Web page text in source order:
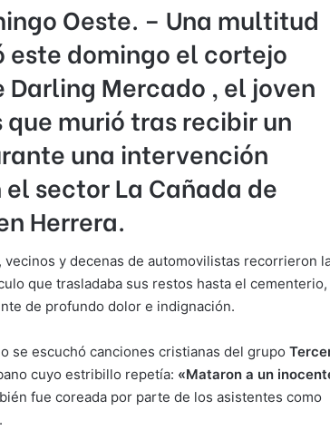
Oeste. – Una multitud
este domingo el cortejo
Darling Mercado , el joven
que murió tras recibir un
una intervención
sector La Cañada de
Herrera.
vecinos y decenas de automovilistas recorrieron
que trasladaba sus restos hasta el cementerio,
de profundo dolor e indignación.
se escuchó canciones cristianas del grupo
cuyo estribillo repetía: «Mataron a un
fue coreada por parte de los asistentes como